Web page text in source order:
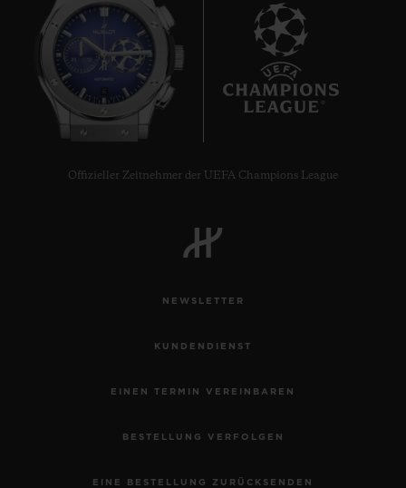
Offizieller Zeitnehmer der UEFA Champions League
NEWSLETTER
KUNDENDIENST
EINEN TERMIN VEREINBAREN
BESTELLUNG VERFOLGEN
EINE BESTELLUNG ZURÜCKSENDEN